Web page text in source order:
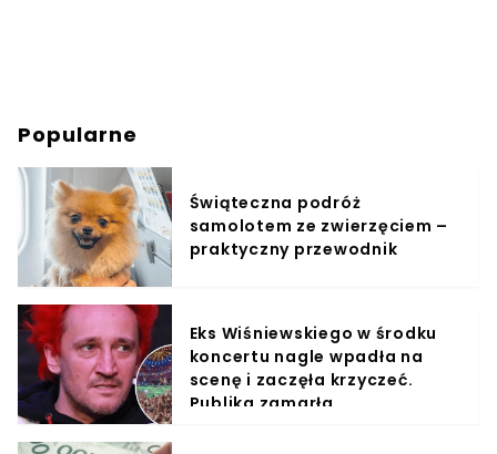
Popularne
Świąteczna podróż
samolotem ze zwierzęciem –
praktyczny przewodnik
Eks Wiśniewskiego w środku
koncertu nagle wpadła na
scenę i zaczęła krzyczeć.
Publika zamarła